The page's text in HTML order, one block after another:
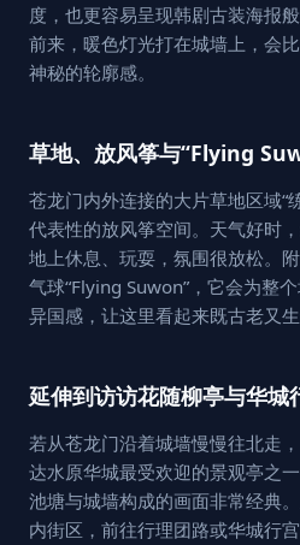
度，也更容易呈现韩剧古装海报
前来，暖色灯光打在城墙上，会
神秘的轮廓感。
草地、放风筝与“Flying
苍龙门内外连接的大片草地区域“
代表性的放风筝空间。天气好时
地上休息、玩耍，氛围很放松。
气球“Flying Suwon”，它会为整
异国感，让这里看起来既古老又生
延伸到访访花随柳亭与华城
若从苍龙门沿着城墙慢慢往北走
达水原华城最受欢迎的景观亭
池塘与城墙构成的画面非常经典
内街区，前往行理团路或华城行